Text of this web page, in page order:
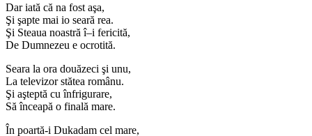
Dar iată că na fost aşa,
Şi şapte mai io seară rea.
Şi Steaua noastră î–i fericită,
De Dumnezeu e ocrotită.
Seara la ora douăzeci şi unu,
La televizor stătea românu.
Şi aşteptă cu înfrigurare,
Să înceapă o finală mare.
În poartă-i Dukadam cel mare,